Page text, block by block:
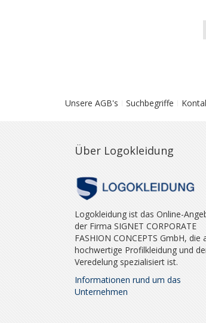
Unsere AGB's Suchbegriffe
Über Logokleidung
Logokleidung ist das Online-
der Firma SIGNET CORPORATE
FASHION CONCEPTS GmbH, die
hochwertige Profilkleidung und
Veredelung spezialisiert ist.
Informationen rund um das
Unternehmen